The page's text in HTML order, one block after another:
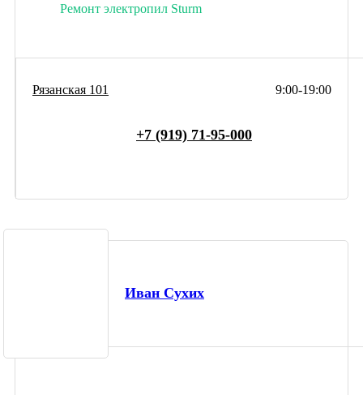
Ремонт электропил Sturm
9:00-19:00
Рязанская 101
+7 (919) 71-95-000
Иван Сухих